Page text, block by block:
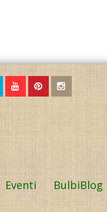
Eventi
BulbiBlog